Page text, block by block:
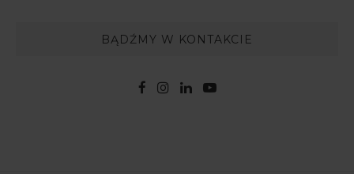
BĄDŹMY W KONTAKCIE